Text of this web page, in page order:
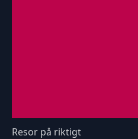
Resor på riktigt